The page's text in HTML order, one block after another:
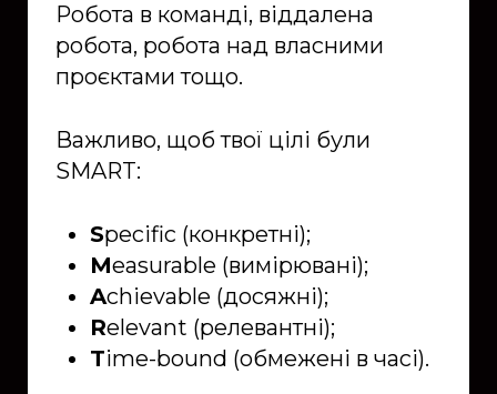
Робота в команді, віддалена
робота, робота над власними
проєктами тощо.
Важливо, щоб твої цілі були
SMART:
Specific (конкретні);
Measurable (вимірювані);
Achievable (досяжні);
Relevant (релевантні);
Time-bound (обмежені в часі).